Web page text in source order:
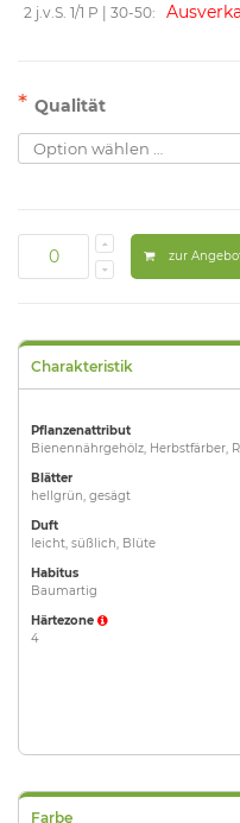
2 j.v.S. 1/1 P | 30-50:
* Qualität
zur
Charakteristik
Pflanzenattribut
Bienennährgehölz, Herbstfärber,
Blätter
hellgrün, gesägt
Duft
leicht, süßlich, Blüte
Habitus
Baumartig
Härtezone
4
Farbe